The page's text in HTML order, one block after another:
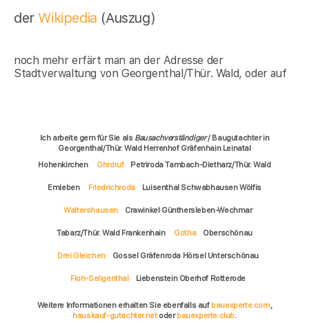
der Wikipedia (Auszug)
noch mehr erfärt man an der Adresse der
Stadtverwaltung von Georgenthal/Thür. Wald, oder auf
Ich arbeite gern für Sie als Bausachverständiger/ Baugutachter in
Georgenthal/Thür. Wald Herrenhof Gräfenhain Leinatal
Hohenkirchen
Ohrdruf Petriroda Tambach-Dietharz/Thür. Wald
Emleben Friedrichroda Luisenthal Schwabhausen Wölfis
Waltershausen Crawinkel Günthersleben-Wechmar
Tabarz/Thür. Wald Frankenhain Gotha Oberschönau
Drei Gleichen Gossel Gräfenroda Hörsel Unterschönau
Floh-Seligenthal Liebenstein Oberhof Rotterode
Weitere Informationen erhalten Sie ebenfalls auf bauexperte.com,
hauskauf-gutachter.netoderbauexperte.club.